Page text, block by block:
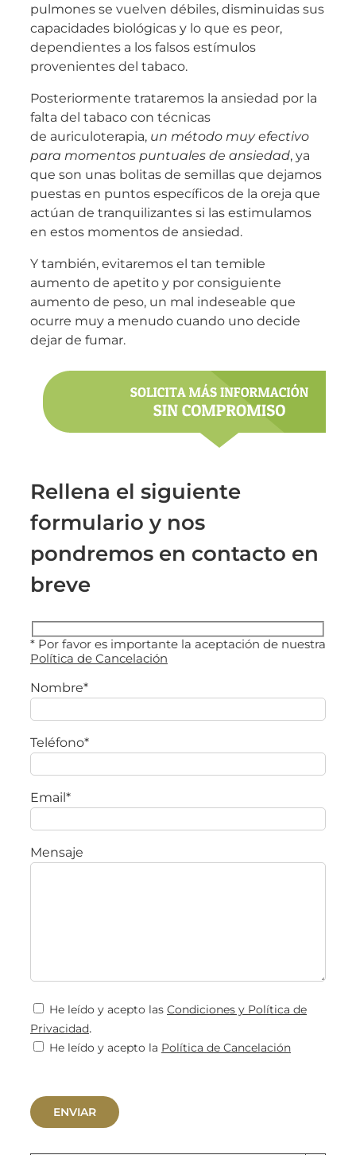
pulmones se vuelven débiles, disminuidas sus
capacidades biológicas y lo que es peor,
dependientes a los falsos estímulos
provenientes del tabaco.
Posteriormente trataremos la ansiedad por la
falta del tabaco con técnicas
de auriculoterapia, un método muy efectivo
para momentos puntuales de ansiedad, ya
que son unas bolitas de semillas que dejamos
puestas en puntos específicos de la oreja que
actúan de tranquilizantes si las estimulamos
en estos momentos de ansiedad.
Y también, evitaremos el tan temible
aumento de apetito y por consiguiente
aumento de peso, un mal indeseable que
ocurre muy a menudo cuando uno decide
dejar de fumar.
Rellena el siguiente
formulario y nos
pondremos en contacto en
breve
* Por favor es importante la aceptación de nuestra
Política de Cancelación
Nombre*
Teléfono*
Email*
Mensaje
He leído y acepto las Condiciones y Política de
Privacidad.
He leído y acepto la Política de Cancelación